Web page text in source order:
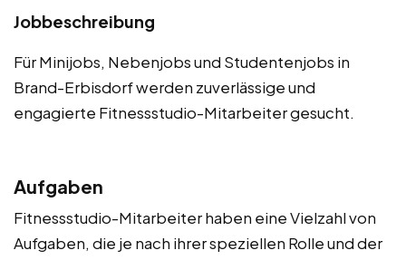
Jobbeschreibung
Für Minijobs, Nebenjobs und Studentenjobs in
Brand-Erbisdorf werden zuverlässige und
engagierte Fitnessstudio-Mitarbeiter gesucht.
Aufgaben
Fitnessstudio-Mitarbeiter haben eine Vielzahl von
Aufgaben, die je nach ihrer speziellen Rolle und der